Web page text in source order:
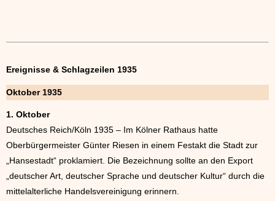
Ereignisse & Schlagzeilen 1935
Oktober 1935
1. Oktober
Deutsches Reich/Köln 1935 – Im Kölner Rathaus hatte
Oberbürgermeister Günter Riesen in einem Festakt die Stadt zur
„Hansestadt“ proklamiert. Die Bezeichnung sollte an den Export
„deutscher Art, deutscher Sprache und deutscher Kultur“ durch die
mittelalterliche Handelsvereinigung erinnern.